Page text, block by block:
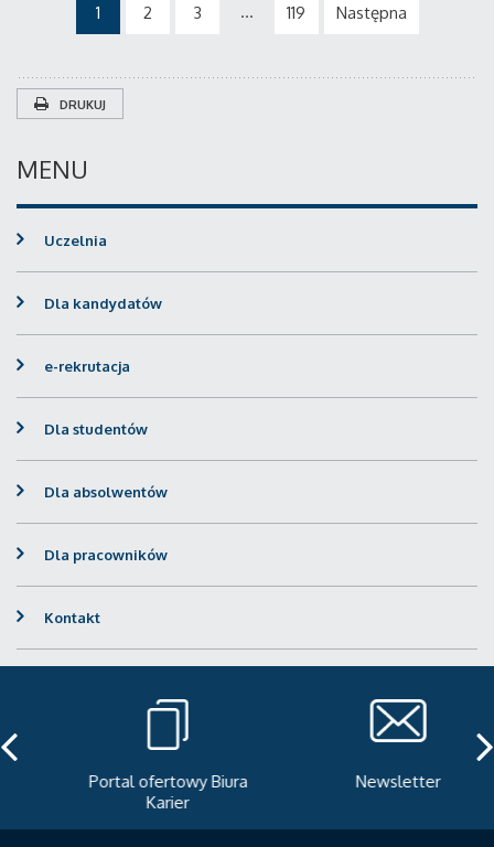
1 2 3 ... 119 Następna
DRUKUJ
MENU
Uczelnia
Dla kandydatów
e-rekrutacja
Dla studentów
Dla absolwentów
Dla pracowników
Kontakt
Portal ofertowy Biura
Karier
Newsletter